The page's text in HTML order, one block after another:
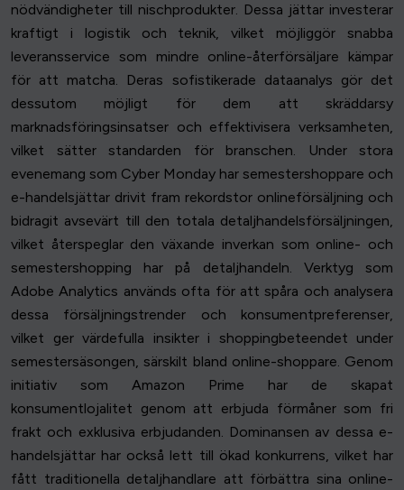
nödvändigheter till nischprodukter. Dessa jättar investerar
kraftigt i logistik och teknik, vilket möjliggör snabba
leveransservice som mindre online-återförsäljare kämpar
för att matcha. Deras sofistikerade dataanalys gör det
dessutom möjligt för dem att skräddarsy
marknadsföringsinsatser och effektivisera verksamheten,
vilket sätter standarden för branschen. Under stora
evenemang som Cyber Monday har semestershoppare och
e-handelsjättar drivit fram rekordstor onlineförsäljning och
bidragit avsevärt till den totala detaljhandelsförsäljningen,
vilket återspeglar den växande inverkan som online- och
semestershopping har på detaljhandeln. Verktyg som
Adobe Analytics används ofta för att spåra och analysera
dessa försäljningstrender och konsumentpreferenser,
vilket ger värdefulla insikter i shoppingbeteendet under
semestersäsongen, särskilt bland online-shoppare. Genom
initiativ som Amazon Prime har de skapat
konsumentlojalitet genom att erbjuda förmåner som fri
frakt och exklusiva erbjudanden. Dominansen av dessa e-
handelsjättar har också lett till ökad konkurrens, vilket har
fått traditionella detaljhandlare att förbättra sina online-